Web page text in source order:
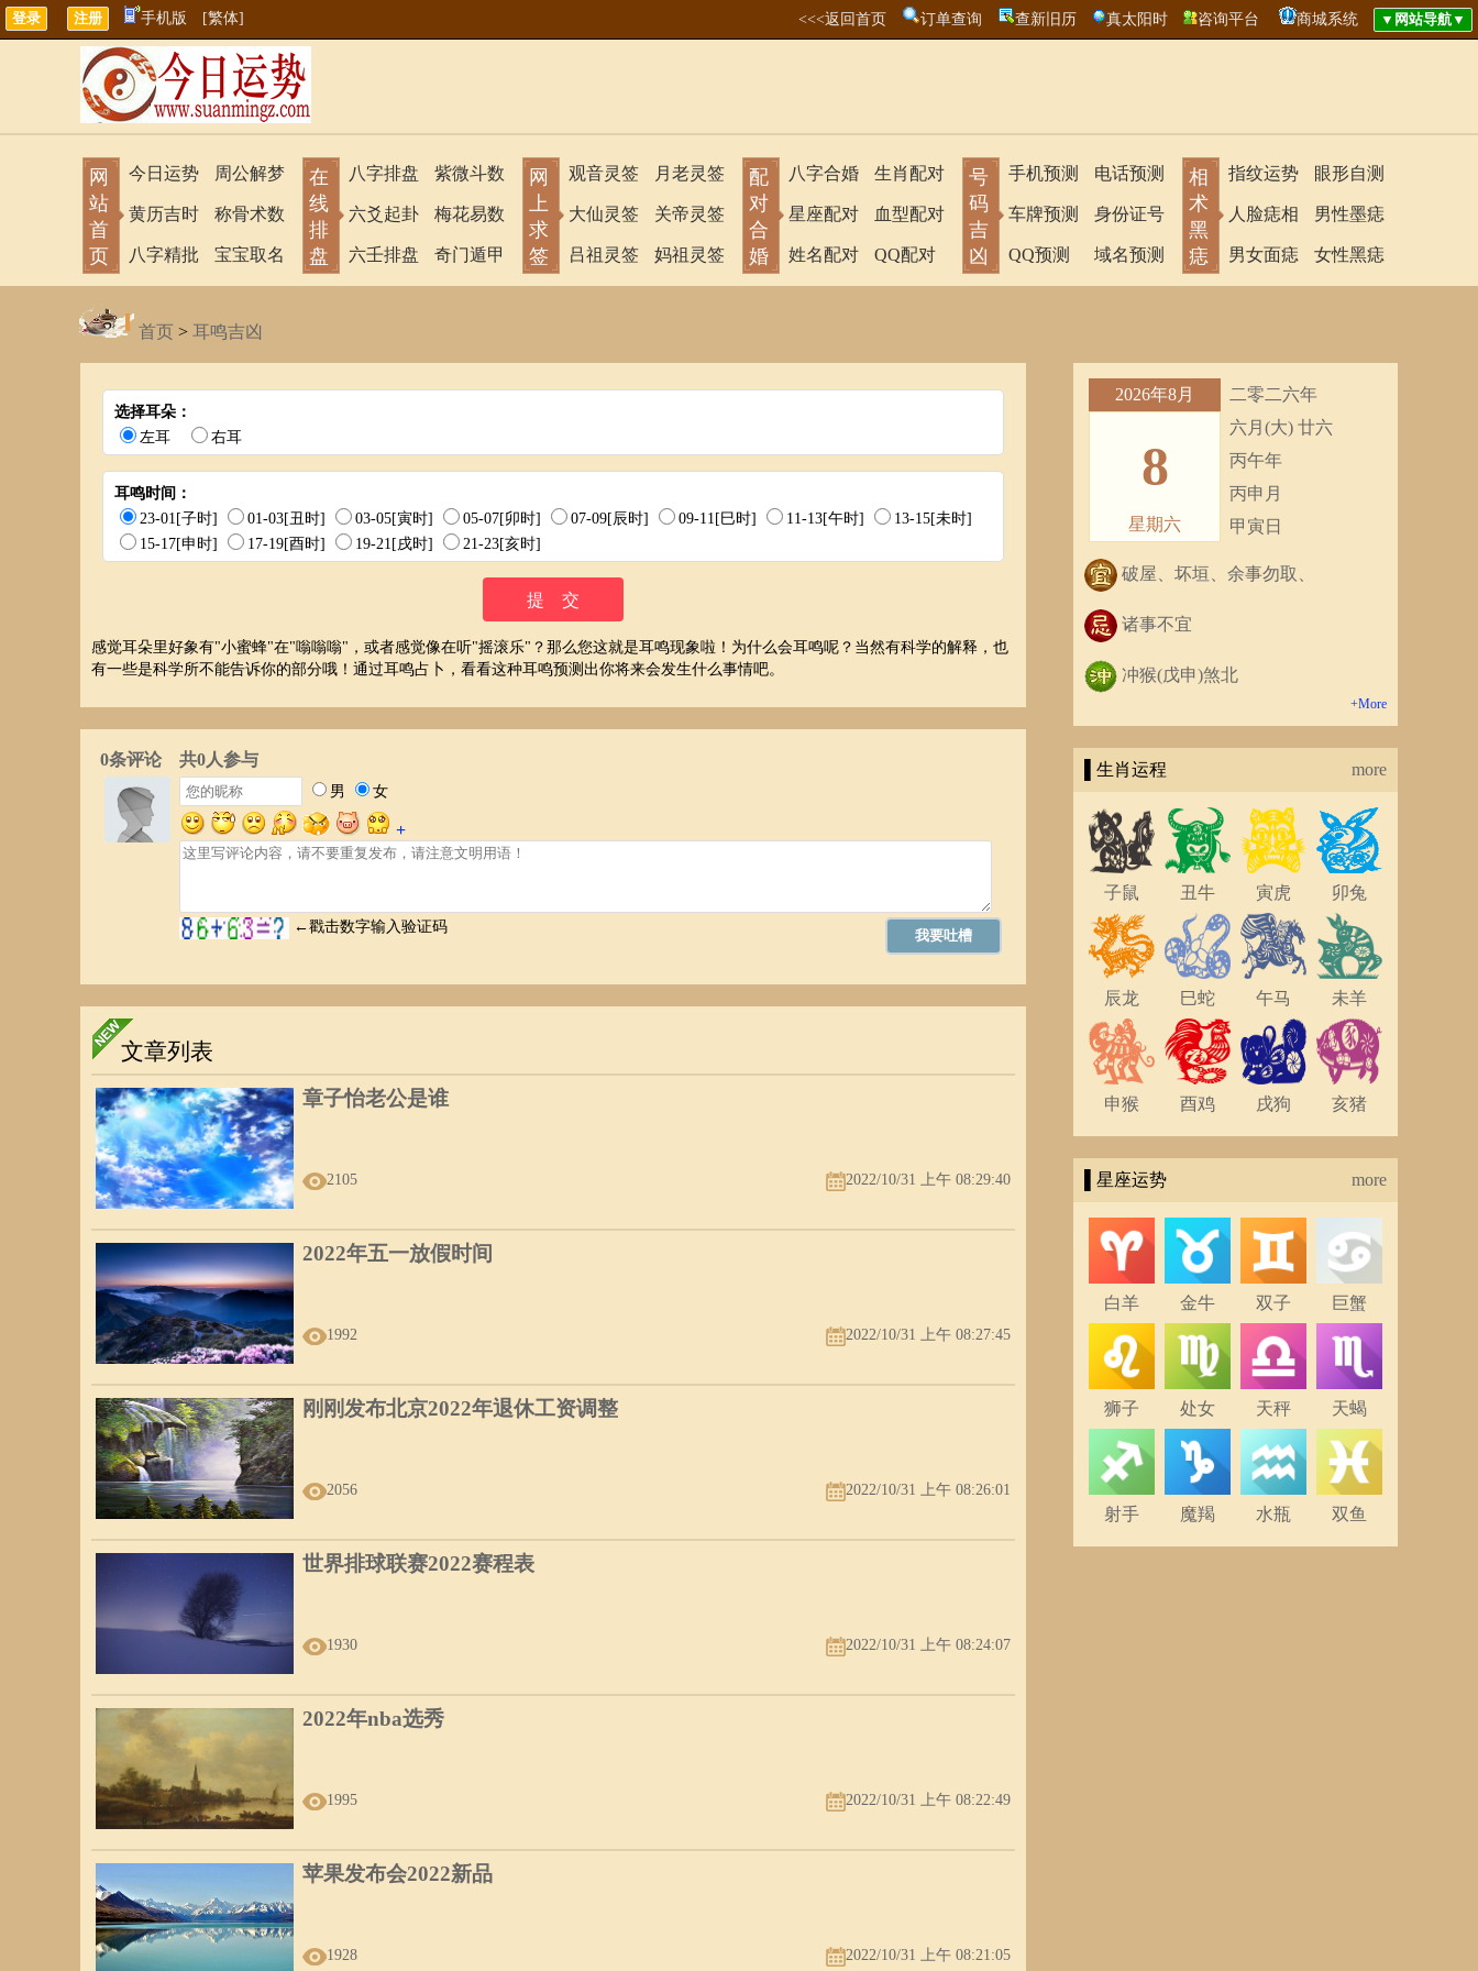
手机版 [繁体] <<<返回首页 订单查询 查新旧历 真太阳时 咨询平台 商城系统
网
站
首
页
今日运势
黄历吉时
八字精批
周公解梦
称骨术数
宝宝取名
在
线
排
盘
八字排盘
六爻起卦
六壬排盘
紫微斗数
梅花易数
奇门遁甲
网
上
求
签
观音灵签
大仙灵签
吕祖灵签
月老灵签
关帝灵签
妈祖灵签
配
对
合
婚
八字合婚
星座配对
姓名配对
生肖配对
血型配对
QQ配对
号
码
吉
凶
手机预测
车牌预测
QQ预测
电话预测
身份证号
域名预测
相
术
黑
痣
指纹运势
人脸痣相
男女面痣
眼形自测
男性墨痣
女性黑痣
首页 > 耳鸣吉凶
选择耳朵：
左耳
右耳
耳鸣时间：
23-01[子时]
01-03[丑时] 03-05[寅时] 05-07[卯时] 07-09[辰时] 09-11[巳时] 11-13[午时]
13-15[未时]
15-17[申时]
17-19[酉时] 19-21[戌时] 21-23[亥时]
感觉耳朵里好象有"小蜜蜂"在"嗡嗡嗡"，或者感觉像在听"摇滚乐"？那么您这就是耳鸣现象啦！为什么会耳鸣呢？当然有科学的解释，也
有一些是科学所不能告诉你的部分哦！通过耳鸣占卜，看看这种耳鸣预测出你将来会发生什么事情吧。
文章列表
章子怡老公是谁
2105 2022/10/31 上午 08:29:40
2022年五一放假时间
1992 2022/10/31 上午 08:27:45
刚刚发布北京2022年退休工资调整
2056 2022/10/31 上午 08:26:01
世界排球联赛2022赛程表
1930 2022/10/31 上午 08:24:07
2022年nba选秀
1995 2022/10/31 上午 08:22:49
苹果发布会2022新品
1928 2022/10/31 上午 08:21:05
2026年8月
8
星期六
二零二六年
六月(大) 廿六
丙午年
丙申月
甲寅日
破屋、坏垣、余事勿取、
诸事不宜
冲猴(戊申)煞北
+More
▌生肖运程 more
子鼠 丑牛 寅虎 卯兔
辰龙 巳蛇 午马 未羊
申猴 酉鸡 戌狗 亥猪
▌星座运势 more
白羊 金牛 双子 巨蟹
狮子 处女 天秤 天蝎
射手 魔羯 水瓶 双鱼